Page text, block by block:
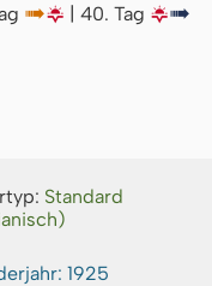
↦🌇 | 40. Tag 🌇↦
Standard
1925